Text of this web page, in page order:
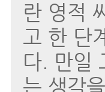
란 영적
고 한 단
다. 만일
는 생각